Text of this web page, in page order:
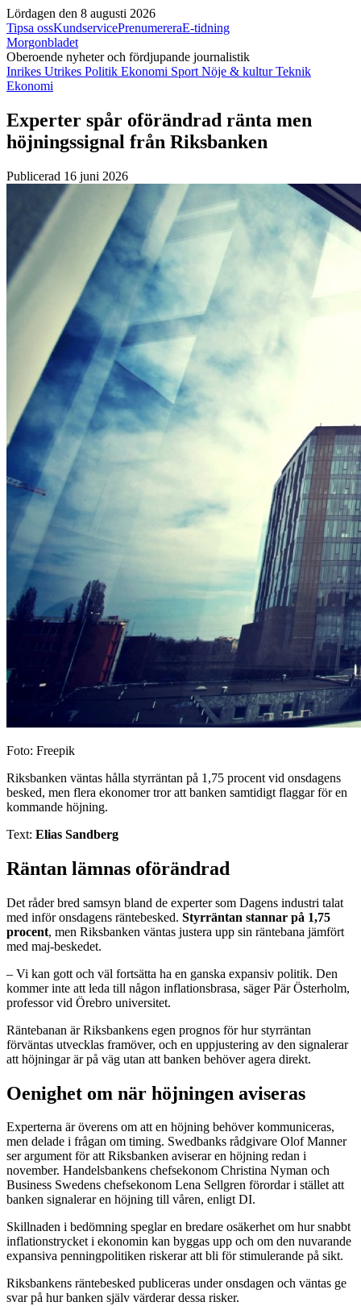
Lördagen den 8 augusti 2026
Tipsa ossKundservicePrenumereraE-tidning
Morgonbladet
Oberoende nyheter och fördjupande journalistik
Inrikes Utrikes Politik Ekonomi Sport Nöje & kulturTeknik
Ekonomi
Experter spår oförändrad ränta men
höjningssignal från Riksbanken
Publicerad 16 juni 2026
Foto: Freepik
Riksbanken väntas hålla styrräntan på 1,75 procent vid onsdagens
besked, men flera ekonomer tror att banken samtidigt flaggar för en
kommande höjning.
Text: Elias Sandberg
Räntan lämnas oförändrad
Det råder bred samsyn bland de experter som Dagens industri talat
med inför onsdagens räntebesked. Styrräntan stannar på 1,75
procent, men Riksbanken väntas justera upp sin räntebana jämfört
med maj-beskedet.
– Vi kan gott och väl fortsätta ha en ganska expansiv politik. Den
kommer inte att leda till någon inflationsbrasa, säger Pär Österholm,
professor vid Örebro universitet.
Räntebanan är Riksbankens egen prognos för hur styrräntan
förväntas utvecklas framöver, och en uppjustering av den signalerar
att höjningar är på väg utan att banken behöver agera direkt.
Oenighet om när höjningen aviseras
Experterna är överens om att en höjning behöver kommuniceras,
men delade i frågan om timing. Swedbanks rådgivare Olof Manner
ser argument för att Riksbanken aviserar en höjning redan i
november. Handelsbankens chefsekonom Christina Nyman och
Business Swedens chefsekonom Lena Sellgren förordar i stället att
banken signalerar en höjning till våren, enligt DI.
Skillnaden i bedömning speglar en bredare osäkerhet om hur snabbt
inflationstrycket i ekonomin kan byggas upp och om den nuvarande
expansiva penningpolitiken riskerar att bli för stimulerande på sikt.
Riksbankens räntebesked publiceras under onsdagen och väntas ge
svar på hur banken själv värderar dessa risker.